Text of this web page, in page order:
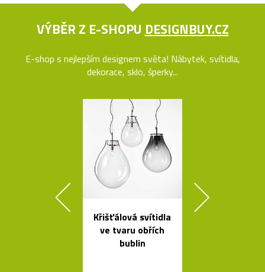
VÝBĚR Z E-SHOPU DESIGNBUY.CZ
E-shop s nejlepším designem světa! Nábytek, svítidla,
dekorace, sklo, šperky...
Křišťálová svítidla
ve tvaru obřích
bublin